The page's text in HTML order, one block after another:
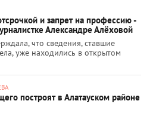
и запрет на профессию -
Александре Алёховой
что сведения, ставшие
уже находились в открытом
построят в Алатауском районе